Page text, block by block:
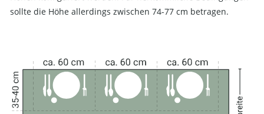
sollte die Höhe allerdings zwischen 74-77 cm betragen.